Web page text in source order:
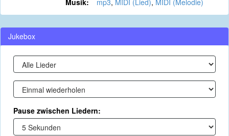
Musik:
mp3, MIDI (Lied), MIDI (Melodie)
Jukebox
Pause zwischen Liedern: